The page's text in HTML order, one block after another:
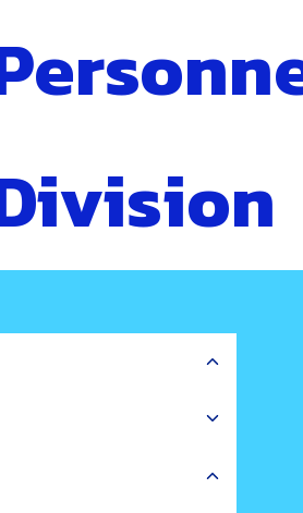
Toggle
menu
Toggle
menu
Toggle